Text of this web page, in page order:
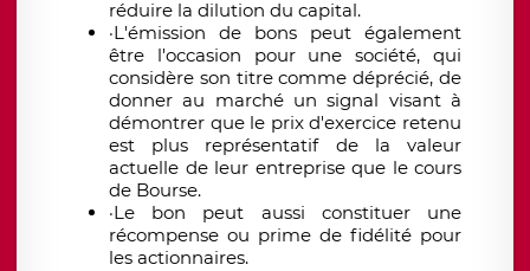
réduire la dilution du capital.
·L'émission de bons peut également
être l'occasion pour une société, qui
considère son titre comme déprécié, de
donner au marché un signal visant à
démontrer que le prix d'exercice retenu
est plus représentatif de la valeur
actuelle de leur entreprise que le cours
de Bourse.
·Le bon peut aussi constituer une
récompense ou prime de fidélité pour
les actionnaires.